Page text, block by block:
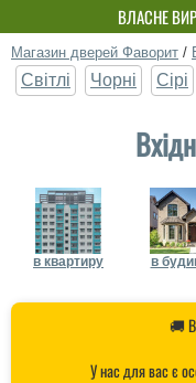
ВЛАСНЕ
Магазин дверей Фаворит /
Світлі Чорні Сірі
в квартиру в
🚚
У нас для вас є